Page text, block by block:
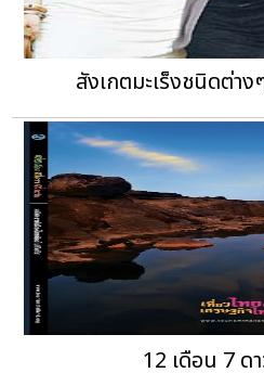
สังเกตมะเร็งชนิดต่า
12 เดือน 7 ด